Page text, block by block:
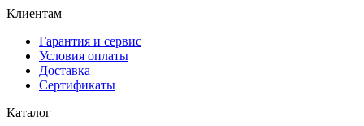
Клиентам
Гарантия и сервис
Условия оплаты
Доставка
Сертификаты
Каталог